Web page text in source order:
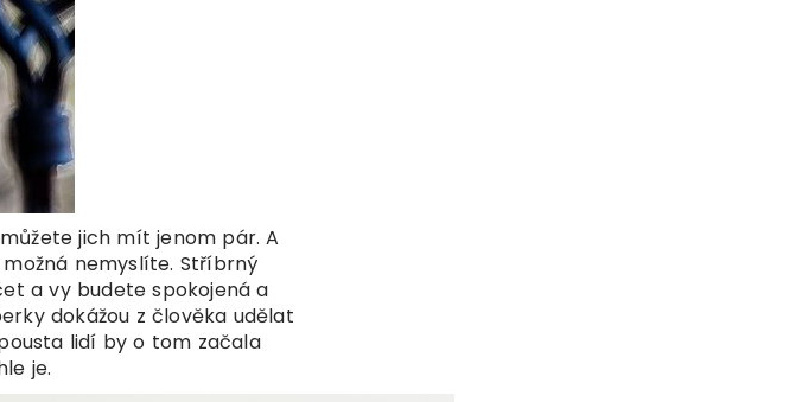
jich mít jenom pár. A
nemyslíte. Stříbrný
a vy budete spokojená a
dokážou z člověka udělat
lidí by o tom začala
je.